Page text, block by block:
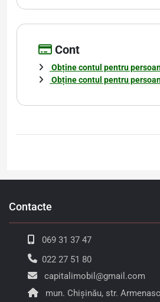
Cont
Obține contul pentru
Obține contul pentru
Contacte
069 31 37 47
022 27 51 80
capitalimobil@gmail.com
mun. Chișinău, str.